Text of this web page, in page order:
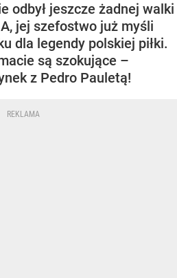
odbył jeszcze żadnej walki
jej szefostwo już myśli
dla legendy polskiej piłki.
są szokujące –
z Pedro Pauletą!